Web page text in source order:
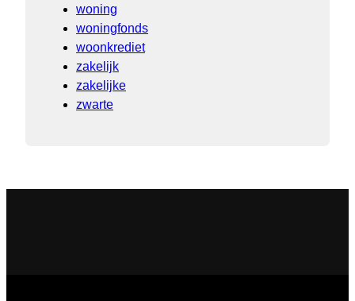
woning
woningfonds
woonkrediet
zakelijk
zakelijke
zwarte